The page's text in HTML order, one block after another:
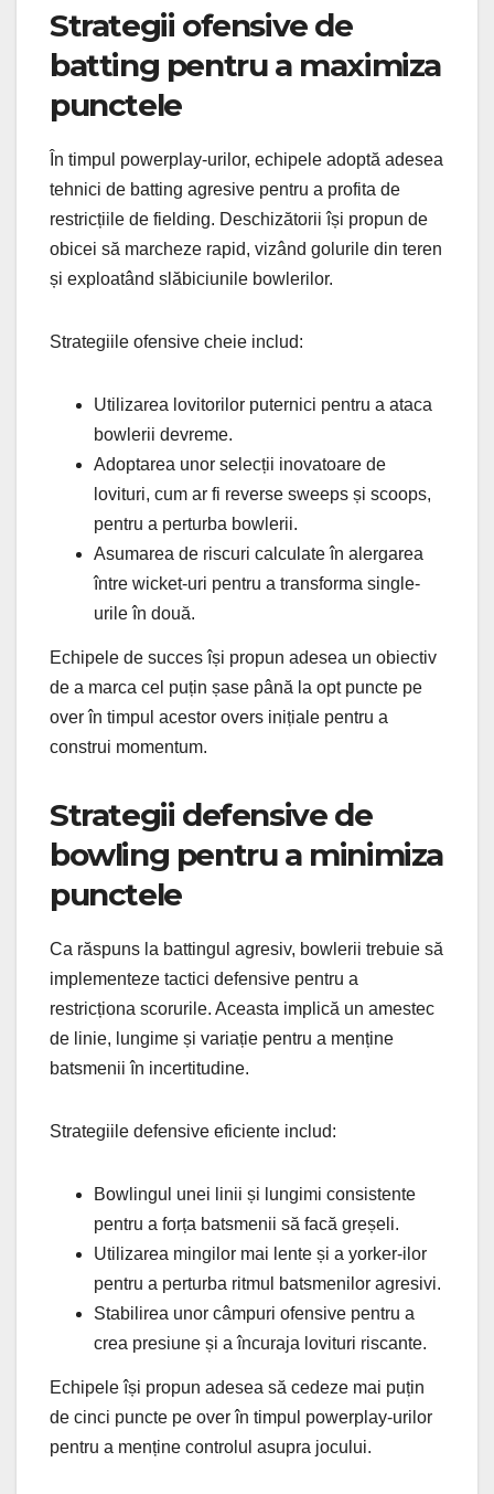
Strategii ofensive de
batting pentru a maximiza
punctele
În timpul powerplay-urilor, echipele adoptă adesea
tehnici de batting agresive pentru a profita de
restricțiile de fielding. Deschizătorii își propun de
obicei să marcheze rapid, vizând golurile din teren
și exploatând slăbiciunile bowlerilor.
Strategiile ofensive cheie includ:
Utilizarea lovitorilor puternici pentru a ataca
bowlerii devreme.
Adoptarea unor selecții inovatoare de
lovituri, cum ar fi reverse sweeps și scoops,
pentru a perturba bowlerii.
Asumarea de riscuri calculate în alergarea
între wicket-uri pentru a transforma single-
urile în două.
Echipele de succes își propun adesea un obiectiv
de a marca cel puțin șase până la opt puncte pe
over în timpul acestor overs inițiale pentru a
construi momentum.
Strategii defensive de
bowling pentru a minimiza
punctele
Ca răspuns la battingul agresiv, bowlerii trebuie să
implementeze tactici defensive pentru a
restricționa scorurile. Aceasta implică un amestec
de linie, lungime și variație pentru a menține
batsmenii în incertitudine.
Strategiile defensive eficiente includ:
Bowlingul unei linii și lungimi consistente
pentru a forța batsmenii să facă greșeli.
Utilizarea mingilor mai lente și a yorker-ilor
pentru a perturba ritmul batsmenilor agresivi.
Stabilirea unor câmpuri ofensive pentru a
crea presiune și a încuraja lovituri riscante.
Echipele își propun adesea să cedeze mai puțin
de cinci puncte pe over în timpul powerplay-urilor
pentru a menține controlul asupra jocului.